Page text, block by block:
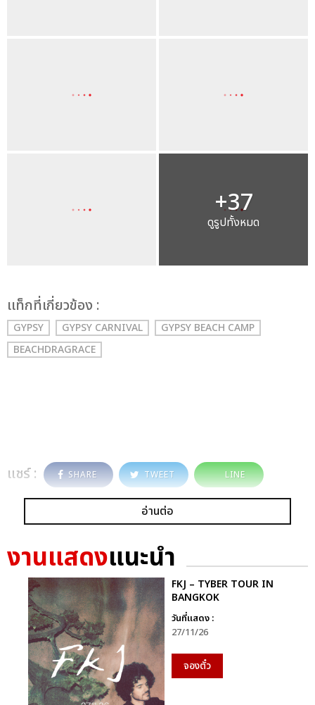
+37
ดูรูปทั้งหมด
เเท็กที่เกี่ยวข้อง :
GYPSY GYPSY CARNIVAL
GYPSY BEACH CAMP
BEACHDRAGRACE
แชร์ : SHARE TWEET LINE
อ่านต่อ
งานแสดงแนะนำ
FKJ – TYBER TOUR IN
BANGKOK
วันที่แสดง :
27/11/26
จองตั๋ว